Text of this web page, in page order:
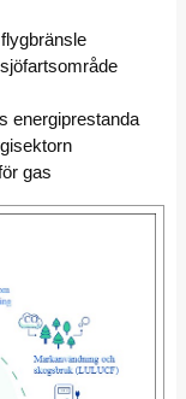
energiprestanda
gas